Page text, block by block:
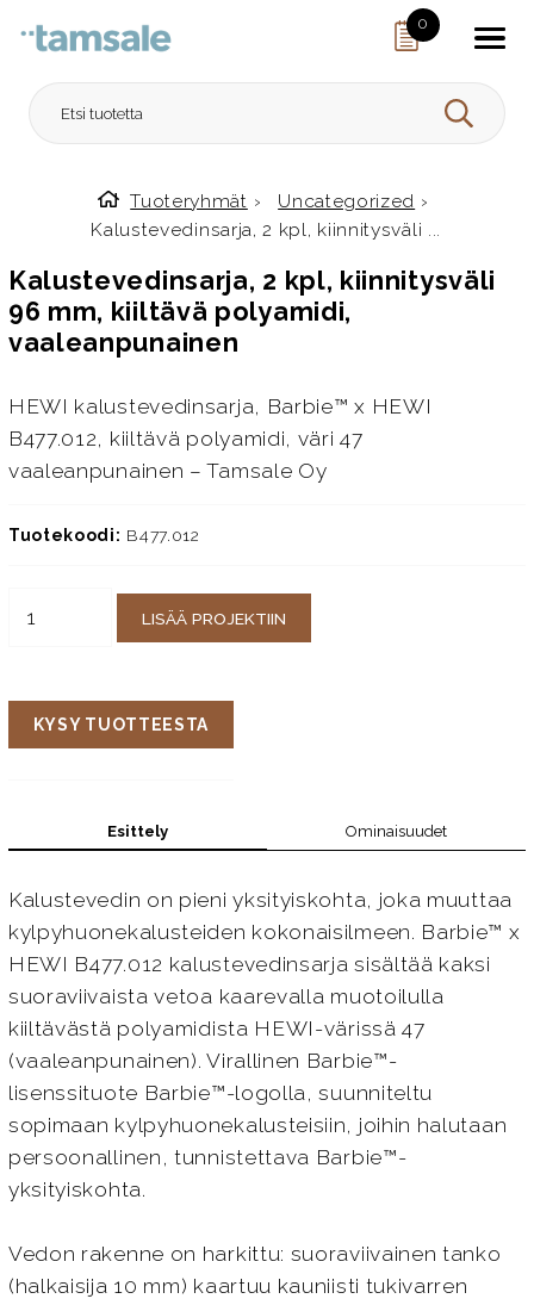
0
HAE
Etusivulle
Tuoteryhmät › Uncategorized ›
Kalustevedinsarja, 2 kpl, kiinnitysväli ...
Kalustevedinsarja, 2 kpl, kiinnitysväli
96 mm, kiiltävä polyamidi,
vaaleanpunainen
HEWI kalustevedinsarja, Barbie™ x HEWI
B477.012, kiiltävä polyamidi, väri 47
vaaleanpunainen – Tamsale Oy
Tuotekoodi: B477.012
LISÄÄ PROJEKTIIN
KYSY TUOTTEESTA
Esittely Ominaisuudet
Kalustevedin on pieni yksityiskohta, joka muuttaa
kylpyhuonekalusteiden kokonaisilmeen. Barbie™ x
HEWI B477.012 kalustevedinsarja sisältää kaksi
suoraviivaista vetoa kaarevalla muotoilulla
kiiltävästä polyamidista HEWI-värissä 47
(vaaleanpunainen). Virallinen Barbie™-
lisenssituote Barbie™-logolla, suunniteltu
sopimaan kylpyhuonekalusteisiin, joihin halutaan
persoonallinen, tunnistettava Barbie™-
yksityiskohta.
Vedon rakenne on harkittu: suoraviivainen tanko
(halkaisija 10 mm) kaartuu kauniisti tukivarren